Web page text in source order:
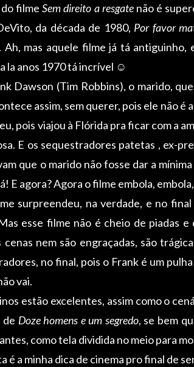
filmeSem direito a resgatenão é
da década de 1980, Por favor
Ah, mas aquele filme já tá
la anos 1970 tá incrível ☺
Dawson (Tim Robbins), o marido,
assim, sem querer, pois ele não
pois viajou à Flórida pra ficar com a
E os sequestradores patetas , ex-
que o marido não fosse dar a
E agora? Agora o filme embola,
surpreendeu, na verdade, e no
esse filme não é cheio de piadas
cenas nem são engraçadas, são
no final, pois o Frank é um
vai.
estão excelentes, assim como o
de Doze homens e um segredo, se bem
como tela dividida no meio para
é a minha dica de cinema pro final de